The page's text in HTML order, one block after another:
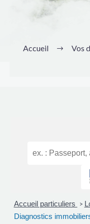
Accueil Vos
Accueil particuliers >
Diagnostics